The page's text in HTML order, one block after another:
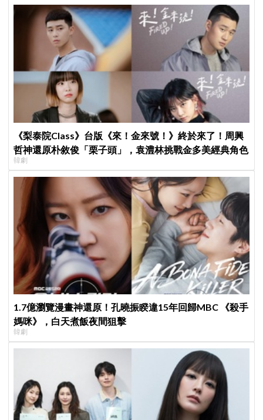
《梨泰院Class》台版《來！金來號！》終於來了！周興
哲神還原朴敘俊「栗子頭」，袁澧林挑戰金多美經典角色
韓劇
1.7億瀏覽漫畫神還原！孔曉振睽違15年回歸MBC 《殺手
媽咪》，白天煮飯夜間狙擊
韓劇